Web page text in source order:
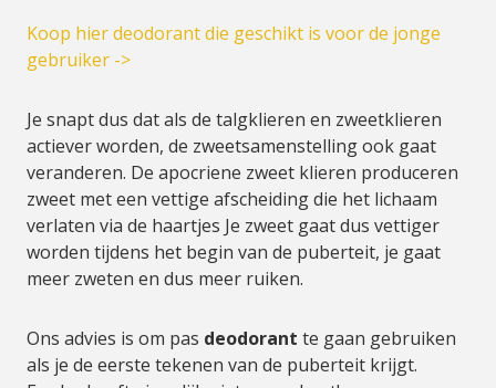
Koop hier deodorant die geschikt is voor de jonge
gebruiker ->
Je snapt dus dat als de talgklieren en zweetklieren
actiever worden, de zweetsamenstelling ook gaat
veranderen. De apocriene zweet klieren produceren
zweet met een vettige afscheiding die het lichaam
verlaten via de haartjes Je zweet gaat dus vettiger
worden tijdens het begin van de puberteit, je gaat
meer zweten en dus meer ruiken.
Ons advies is om pas deodorant te gaan gebruiken
als je de eerste tekenen van de puberteit krijgt.